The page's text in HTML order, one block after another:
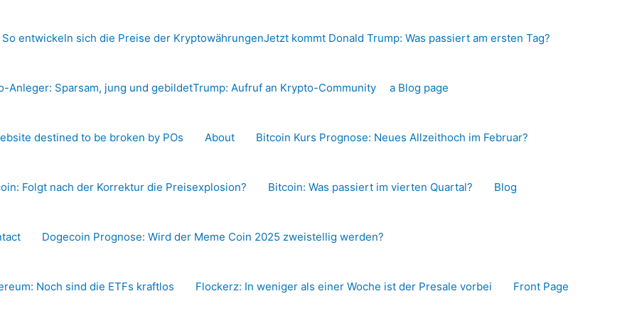
So entwickeln sich die Preise der KryptowährungenJetzt kommt Donald Trump: Was passiert am ersten Tag?
Anleger: Sparsam, jung und gebildetTrump: Aufruf an Krypto-Community a Blog page
destined to be broken by POs About Bitcoin Kurs Prognose: Neues Allzeithoch im Februar?
Folgt nach der Korrektur die Preisexplosion? Bitcoin: Was passiert im vierten Quartal? Blog
Dogecoin Prognose: Wird der Meme Coin 2025 zweistellig werden?
Noch sind die ETFs kraftlos Flockerz: In weniger als einer Woche ist der Presale vorbei Front Page